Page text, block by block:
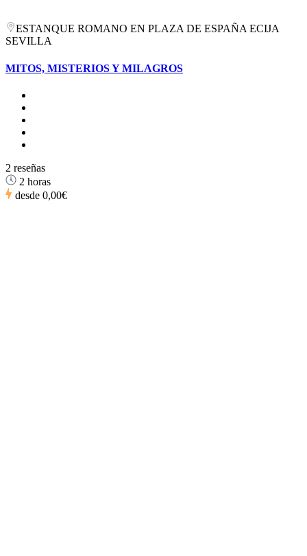
ESTANQUE ROMANO EN PLAZA DE ESPAÑA ECIJA
SEVILLA
MITOS, MISTERIOS Y MILAGROS
2 reseñas
2 horas
desde 0,00€